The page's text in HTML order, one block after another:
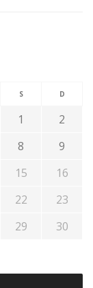
S D
1
2
8
9
15
16
22
23
29
30